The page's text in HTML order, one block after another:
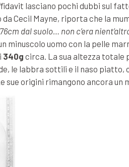
lasciano pochi dubbi sul
Cecil Mayne, riporta che la
dal suolo… non c’era
minuscolo uomo con la pelle
340g circa. La sua altezza totale
le labbra sottili e il naso
sue origini rimangono ancora un